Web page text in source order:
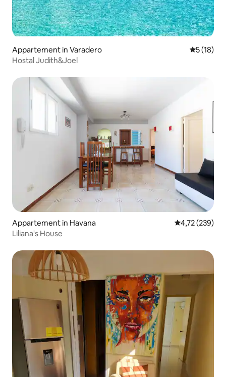
Appartement in Varadero
5 (18)
Hostal Judith&Joel
Appartement in Havana Gemiddelde
4,72 (239)
Liliana's House